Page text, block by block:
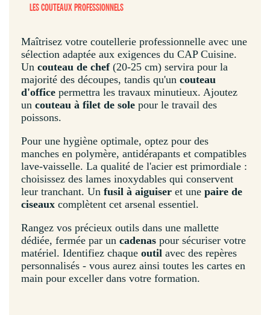
LES COUTEAUX PROFESSIONNELS
Maîtrisez votre coutellerie professionnelle avec une
sélection adaptée aux exigences du CAP Cuisine.
Un couteau de chef(20-25 cm) servira pour la
majorité des découpes, tandis qu'un couteau
d'office permettra les travaux minutieux. Ajoutez
un couteau à filet de sole pour le travail des
poissons.
Pour une hygiène optimale, optez pour des
manches en polymère, antidérapants et compatibles
lave-vaisselle. La qualité de l'acier est primordiale :
choisissez des lames inoxydables qui conservent
leur tranchant. Un fusil à aiguiser et une paire de
ciseaux complètent cet arsenal essentiel.
Rangez vos précieux outils dans une mallette
dédiée, fermée par un cadenas pour sécuriser votre
matériel. Identifiez chaque outil avec des repères
personnalisés - vous aurez ainsi toutes les cartes en
main pour exceller dans votre formation.